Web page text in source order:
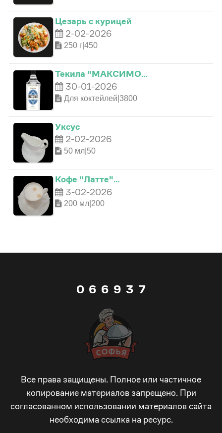
Цезарь с курицей
2-02-2026
250 г|450
Текила "МАКСИМО…
30-01-2026
Для коктейлей|3800
Уксус
2-02-2026
50 мл|50
Кофе "Латте"…
3-02-2026
200 мл|200
0
3
4
1
2
3
6
8
9
_
1
2
3
6
7
8
9
_
0
2
5
9
_
-
+
!
3
5
6
7
0
3
7
_
-
Все права защищены. Полное или частичное
копирование материалов запрещено. При
согласованном использовании материалов сайта
необходима ссылка на ресурс.